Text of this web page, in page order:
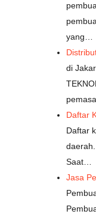
yang…
di
Daftar
Daftar
Saat…
Jasa